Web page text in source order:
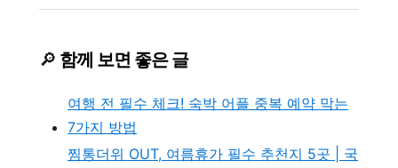
🔎 함께 보면 좋은 글
여행 전 필수 체크! 숙박 어플 중복 예약 막는
7가지 방법
찜통더위 OUT, 여름휴가 필수 추천지 5곳 | 국